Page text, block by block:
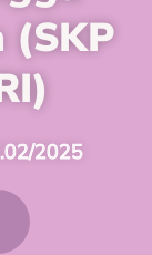
(SKP
2025